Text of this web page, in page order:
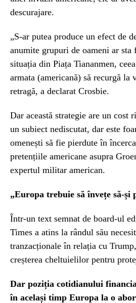
descurajare.
„S-ar putea produce un efect de
anumite grupuri de oameni ar
situația din Piața Tiananmen,
armata (americană) să recurgă la
retragă, a declarat Crosbie.
Dar această strategie are un cost
un subiect nediscutat, dar este
omenești să fie pierdute în
pretențiile americane asupra
expertul militar american.
„Europa trebuie să învețe să-și
Într-un text semnat de board-ul
Times a atins la rândul său
tranzacționale în relația cu
creșterea cheltuielilor pentru
Dar poziția cotidianului
în același timp Europa la o